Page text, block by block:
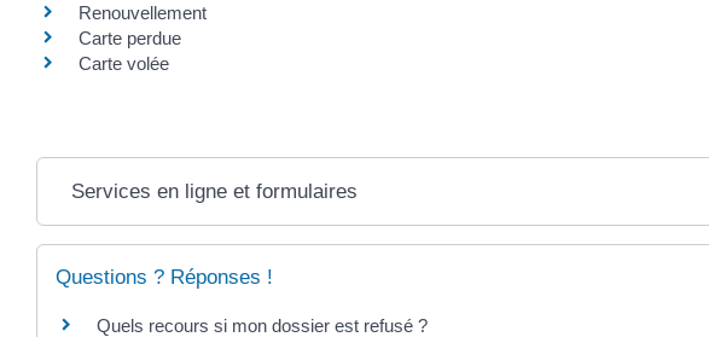
Renouvellement
Carte perdue
Carte volée
Services en ligne et formulaires
Questions ? Réponses !
Quels recours si mon dossier est refusé ?